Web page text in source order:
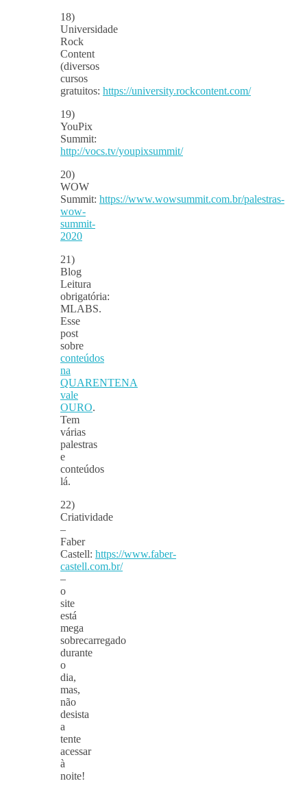
18)
Universidade
Rock
Content
(diversos
cursos
gratuitos: https://university.rockcontent.com/
19)
YouPix
Summit:
http://vocs.tv/youpixsummit/
20)
WOW
Summit: https://www.wowsummit.com.br/palestras-
wow-
summit-
2020
21)
Blog
Leitura
obrigatória:
MLABS.
Esse
post
sobre
conteúdos
na
QUARENTENA
vale
OURO.
Tem
várias
palestras
e
conteúdos
lá.
22)
Criatividade
–
Faber
Castell: https://www.faber-
castell.com.br/
–
o
site
está
mega
sobrecarregado
durante
o
dia,
mas,
não
desista
a
tente
acessar
à
noite!